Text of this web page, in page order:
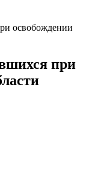
освобождении
при